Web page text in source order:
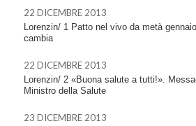
22 DICEMBRE 2013
Lorenzin/ 1 Patto nel vivo da metà
cambia
22 DICEMBRE 2013
Lorenzin/ 2 «Buona salute a tutti!».
Ministro della Salute
23 DICEMBRE 2013